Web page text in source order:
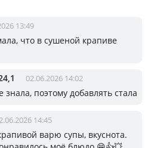
13:49
что в сушеной крапиве
02.06.2026 14:02
знала, поэтому добавлять стала
14:45
варю супы, вкуснота.